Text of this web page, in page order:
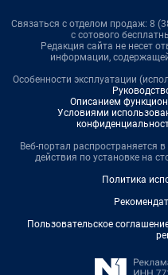
Связаться с отделом продаж: 8
с сотового
Редакция сайта не несет
информации,
Особенности эксплуатации
Описанием
Условиями
Веб-портал распространяется
действия по установке на
Политика
Пользовательское